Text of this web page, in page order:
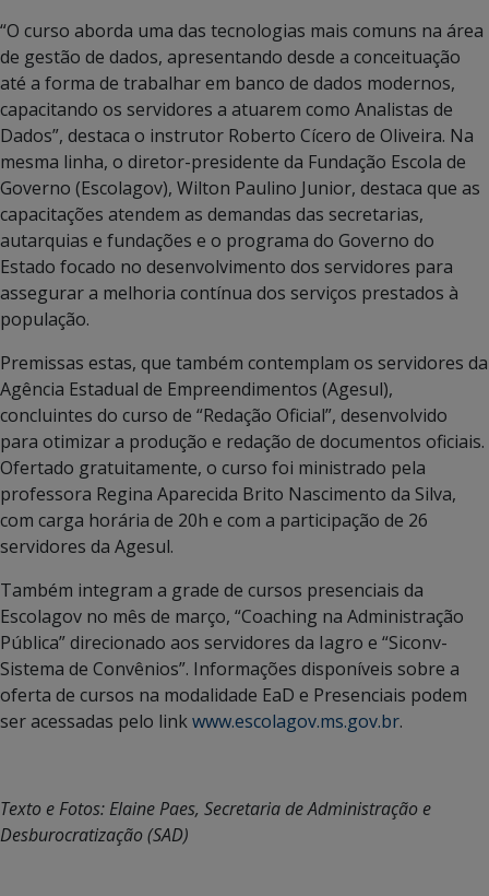
“O curso aborda uma das tecnologias mais comuns na área
de gestão de dados, apresentando desde a conceituação
até a forma de trabalhar em banco de dados modernos,
capacitando os servidores a atuarem como Analistas de
Dados”, destaca o instrutor Roberto Cícero de Oliveira. Na
mesma linha, o diretor-presidente da Fundação Escola de
Governo (Escolagov), Wilton Paulino Junior, destaca que as
capacitações atendem as demandas das secretarias,
autarquias e fundações e o programa do Governo do
Estado focado no desenvolvimento dos servidores para
assegurar a melhoria contínua dos serviços prestados à
população.
Premissas estas, que também contemplam os servidores da
Agência Estadual de Empreendimentos (Agesul),
concluintes do curso de “Redação Oficial”, desenvolvido
para otimizar a produção e redação de documentos oficiais.
Ofertado gratuitamente, o curso foi ministrado pela
professora Regina Aparecida Brito Nascimento da Silva,
com carga horária de 20h e com a participação de 26
servidores da Agesul.
Também integram a grade de cursos presenciais da
Escolagov no mês de março, “Coaching na Administração
Pública” direcionado aos servidores da Iagro e “Siconv-
Sistema de Convênios”. Informações disponíveis sobre a
oferta de cursos na modalidade EaD e Presenciais podem
ser acessadas pelo linkwww.escolagov.ms.gov.br.
Texto e Fotos: Elaine Paes, Secretaria de Administração e
Desburocratização (SAD)